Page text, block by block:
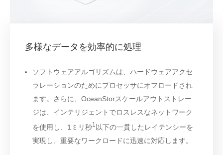
多様なデータを効率的に処理
ソフトウェアアルゴリズムは、ハードウェアアクセ
ラレーションのためにプロセッサにオフロードされ
ます。さらに、OceanStorスケールアウトストレー
ジは、インテリジェントでロスレスなネットワーク
を使用し、1ミリ秒1 以下の一貫したレイテンシーを
実現し、重要なワークロードに迅速に対応します。